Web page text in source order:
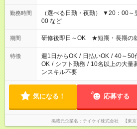
勤務時間
（選べる日勤・夜勤） ▼20：00～
00 など
期間 研修後即日～OK ★短期・長期の
特徴 週1日からOK / 日払いOK / 40～50
OK / シフト勤務 / 10名以上の大量
ンスキル不要
気になる！ 応募する
掲載元企業名 テイケイ株式会社 【東京